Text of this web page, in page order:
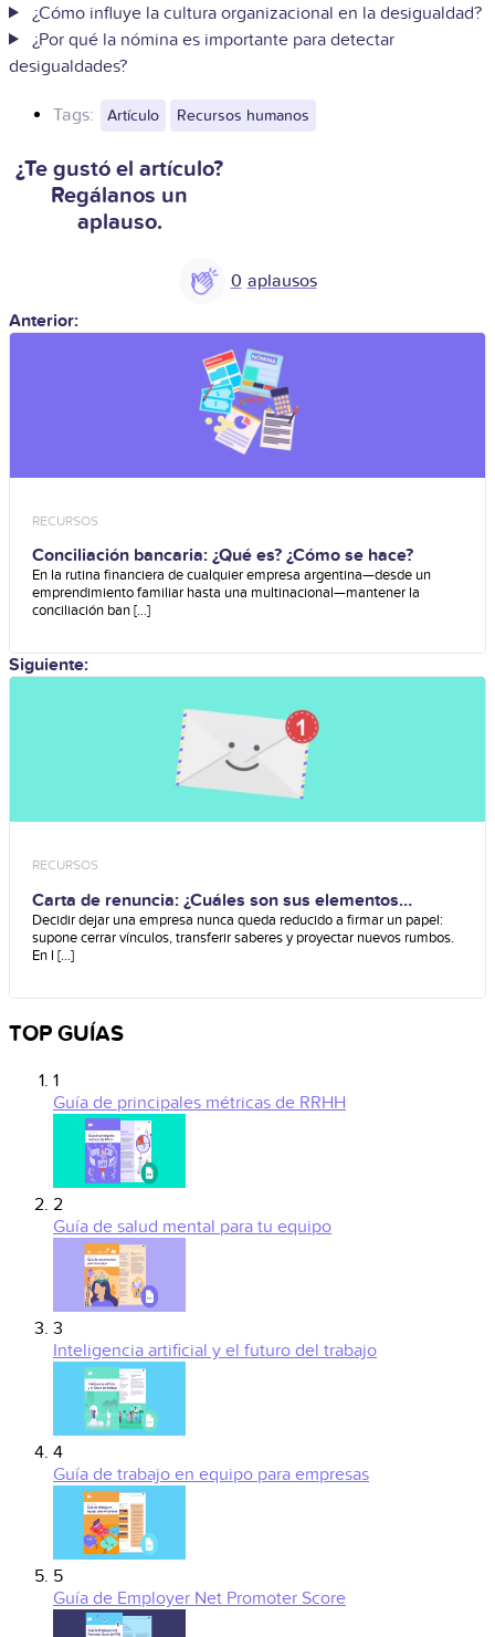
¿Cómo influye la cultura organizacional en la desigualdad?
¿Por qué la nómina es importante para detectar
desigualdades?
Tags: Artículo Recursos humanos
¿Te gustó el artículo?
Regálanos un
aplauso.
0
Anterior:
RECURSOS
Conciliación bancaria: ¿Qué es? ¿Cómo se hace?
En la rutina financiera de cualquier empresa argentina—desde un
emprendimiento familiar hasta una multinacional—mantener la
conciliación ban [...]
Siguiente:
RECURSOS
Carta de renuncia: ¿Cuáles son sus elementos
esenciales?
Decidir dejar una empresa nunca queda reducido a firmar un papel:
supone cerrar vínculos, transferir saberes y proyectar nuevos rumbos.
En l [...]
TOP GUÍAS
1
Guía de principales métricas de RRHH
2
Guía de salud mental para tu equipo
3
Inteligencia artificial y el futuro del trabajo
4
Guía de trabajo en equipo para empresas
5
Guía de Employer Net Promoter Score